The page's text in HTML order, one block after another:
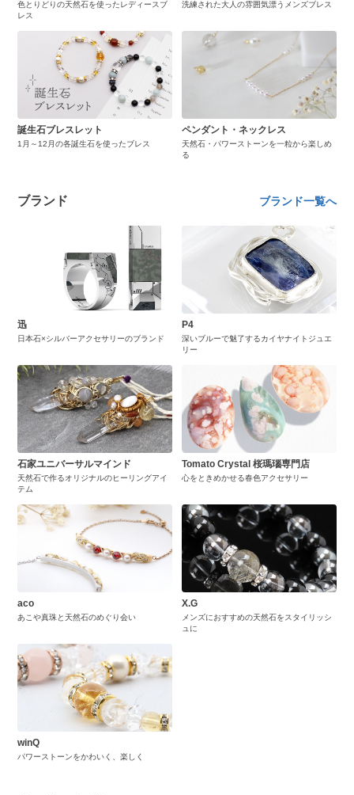
色とりどりの天然石を使ったレディースブ
レス
洗練された大人の雰囲気漂うメンズブレス
誕生石ブレスレット
1月～12月の各誕生石を使ったブレス
ペンダント・ネックレス
天然石・パワーストーンを一粒から楽しめ
る
ブランド ブランド一覧へ
迅
日本石×シルバーアクセサリーのブランド
P4
深いブルーで魅了するカイヤナイトジュエ
リー
石家ユニバーサルマインド
天然石で作るオリジナルのヒーリングアイ
テム
Tomato Crystal 桜瑪瑙専門店
心をときめかせる春色アクセサリー
aco
あこや真珠と天然石のめぐり会い
X.G
メンズにおすすめの天然石をスタイリッシ
ュに
winQ
パワーストーンをかわいく、楽しく